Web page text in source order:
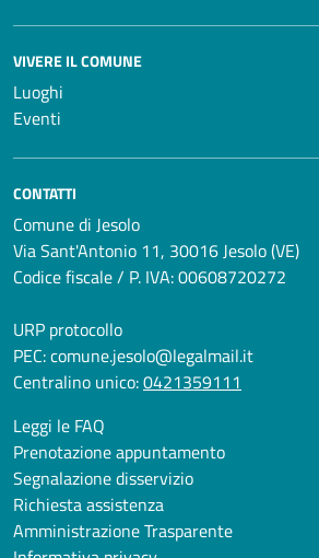
VIVERE IL COMUNE
Luoghi
Eventi
CONTATTI
Comune di Jesolo
Via Sant'Antonio 11, 30016 Jesolo (VE)
Codice fiscale / P. IVA: 00608720272
URP protocollo
PEC:comune.jesolo@legalmail.it
Centralino unico:0421359111
Leggi le FAQ
Prenotazione appuntamento
Segnalazione disservizio
Richiesta assistenza
Amministrazione Trasparente